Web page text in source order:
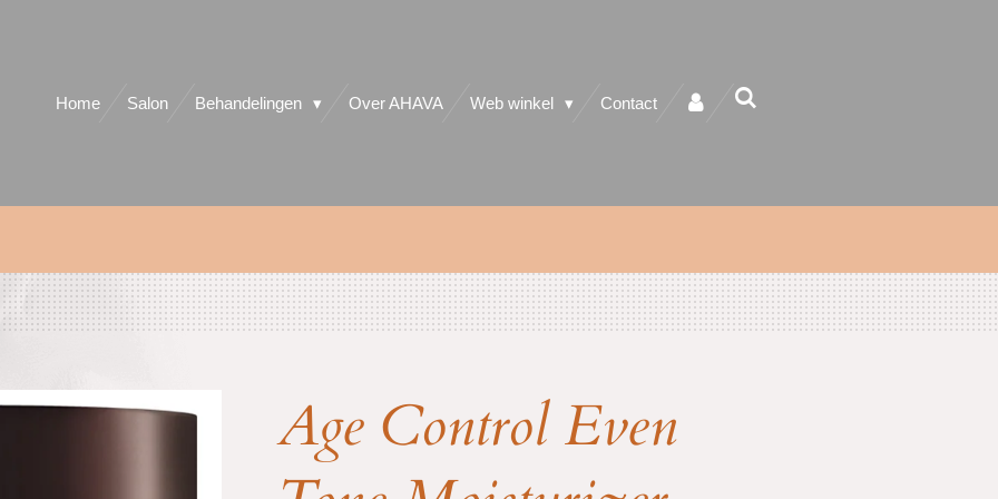
Home Salon Behandelingen Over AHAVA Web winkel Contact
Age Control Even